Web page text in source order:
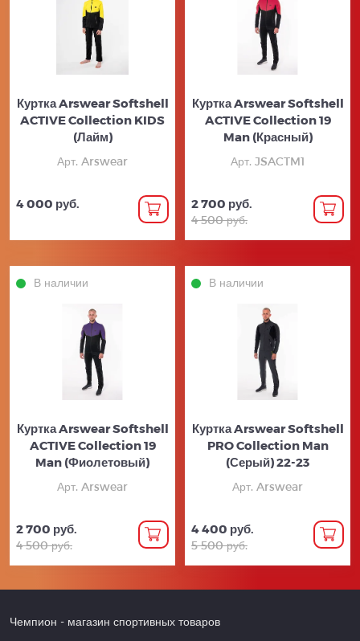
Куртка Arswear Softshell
ACTIVE Collection KIDS
(Лайм)
Арт. Arswear
4 000 руб.
Куртка Arswear Softshell
ACTIVE Collection 19
Man (Красный)
Арт. JSACTM1
2 700 руб.
4 500 руб.
В наличии
Куртка Arswear Softshell
ACTIVE Collection 19
Man (Фиолетовый)
Арт. Arswear
2 700 руб.
4 500 руб.
В наличии
Куртка Arswear Softshell
PRO Collection Man
(Серый) 22-23
Арт. Arswear
4 400 руб.
5 500 руб.
Чемпион - магазин спортивных товаров